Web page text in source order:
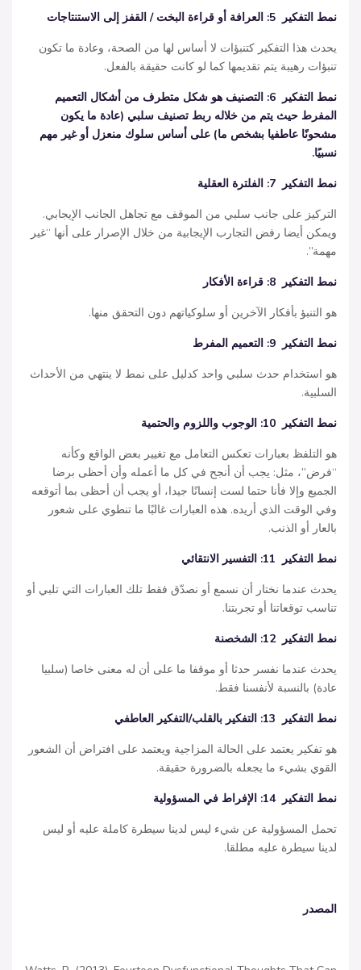
نمط التفكير
العرافة أو قراءة البخت/ القفز إلى الاستنتاجات
يحدث هذا التفكير كتنبؤات لا أساس لها من الصحة، وعادة ما تكون
تنبؤات رهيبة يتم تقديمها كما لو كانت حقيقة بالفعل.
نمط التفكير
التصنيف هو شكل متطرف من أشكال التعميم
المفرط حيث يتم من خلاله ربط تصنيف سلبي (عادة ما يكون
مشحونًا عاطفيا بشخص ما) على أساس سلوك منعزل أو غير مهم
نسبيًا.
نمط التفكير
الفلترة العقلية
التركيز على جانب سلبي من الموقف مع تجاهل الجانب الإيجابي.
ويمكن أيضا رفض التجارب الإيجابية من خلال الإصرار على أنها “غير
مهمة”.
نمط التفكير
قراءة الأفكار
هو التنبؤ بأفكار الآخرين أو سلوكياتهم دون التحقق منها.
نمط التفكير
التعميم المفرط
هو استخدام حدث سلبي واحد كدليل على نمط لا ينتهي من الأحداث
السلبية.
نمط التفكير
الوجوب واللزوم والحتمية
هو التلفظ بعبارات تعكس التعامل مع تغيير بعض الواقع وكأنه
“فرض”، مثل: يجب أن أنجح في كل ما أعمله وأن أحظى برضا
الجميع وإلا فأنا حتما لست إنسانًا جيدا، أو يجب أن أحظى بما أتوقعه
وفي الوقت الذي أريده. هذه العبارات غالبًا ما تنطوي على شعور
بالعار أو الذنب.
نمط التفكير
التفسير الانتقائي
يحدث عندما نختار أن نسمع أو نصدّق فقط تلك العبارات التي تلبي أو
تناسب توقعاتنا أو تجربتنا.
نمط التفكير 12:
الشخصنة
يحدث عندما نفسر حدثا أو موقفا ما على أن له معنى خاصا (سلبيا
عادة) بالنسبة لأنفسنا فقط.
نمط التفكير
التفكير بالقلب/التفكير العاطفي
هو تفكير يعتمد على الحالة المزاجية ويعتمد على افتراض أن الشعور
القوي بشيء ما يجعله بالضرورة حقيقة.
نمط التفكير 14:
الإفراط في المسؤولية
تحمل المسؤولية عن شيء ليس لدينا سيطرة كاملة عليه أو ليس
لدينا سيطرة عليه مطلقا.
المصدر